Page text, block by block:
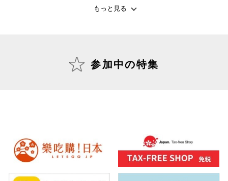
もっと見る
参加中の特集